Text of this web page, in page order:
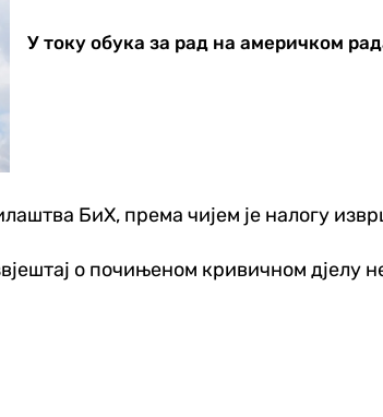
У току обука за рад на америчком
БиХ, према чијем је налогу
о почињеном кривичном